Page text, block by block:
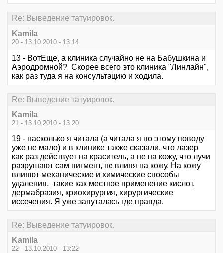
Re: Выведение татуировок.
Kamila
20 - 13.10.2010 - 13:14
13 - ВотЕще, а клиника случайно не на Бабушкина и
Аэродромной? Скорее всего это клиника "Линлайн",
как раз туда я на консультацию и ходила.
Re: Выведение татуировок.
Kamila
21 - 13.10.2010 - 13:20
19 - насколько я читала (а читала я по этому поводу
уже не мало) и в клинике также сказали, что лазер
как раз действует на краситель, а не на кожу, что лучи
разрушают сам пигмент, не влияя на кожу. На кожу
влияют механические и химические способы
удаления, такие как местное применение кислот,
дермабразия, криохирургия, хирургические
иссечения. Я уже запуталась где правда.
Re: Выведение татуировок.
Kamila
22 - 13.10.2010 - 13:22